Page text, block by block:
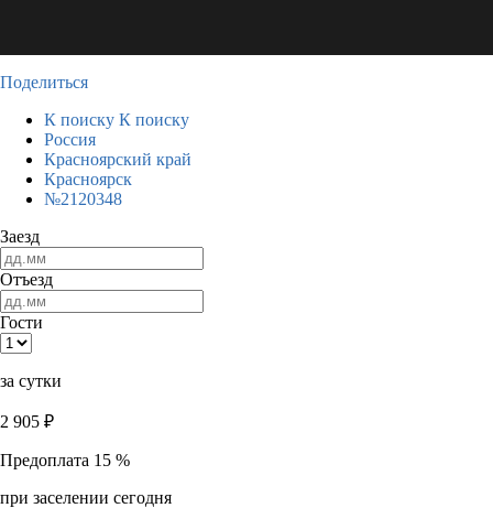
Поделиться
К поиску К поиску
Россия
Красноярский край
Красноярск
№2120348
Заезд
Отъезд
Гости
за сутки
2 905 ₽
Предоплата 15 %
при заселении сегодня